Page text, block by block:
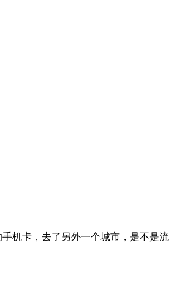
机卡，去了另外一个城市，是不是流